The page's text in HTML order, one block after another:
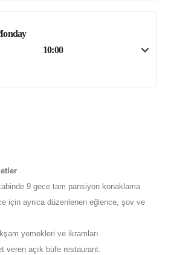
10:00
9 gece tam pansiyon konaklama
için ayrıca düzenlenen eğlence, şov ve
yemekleri ve ikramları.
veren açık büfe restaurant.